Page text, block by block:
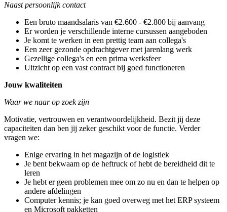
Naast persoonlijk contact
Een bruto maandsalaris van €2.600 - €2.800 bij aanvang
Er worden je verschillende interne cursussen aangeboden
Je komt te werken in een prettig team aan collega's
Een zeer gezonde opdrachtgever met jarenlang werk
Gezellige collega's en een prima werksfeer
Uitzicht op een vast contract bij goed functioneren
Jouw kwaliteiten
Waar we naar op zoek zijn
Motivatie, vertrouwen en verantwoordelijkheid. Bezit jij deze
capaciteiten dan ben jij zeker geschikt voor de functie. Verder
vragen we:
Enige ervaring in het magazijn of de logistiek
Je bent bekwaam op de heftruck of hebt de bereidheid dit te
leren
Je hebt er geen problemen mee om zo nu en dan te helpen op
andere afdelingen
Computer kennis; je kan goed overweg met het ERP systeem
en Microsoft pakketten